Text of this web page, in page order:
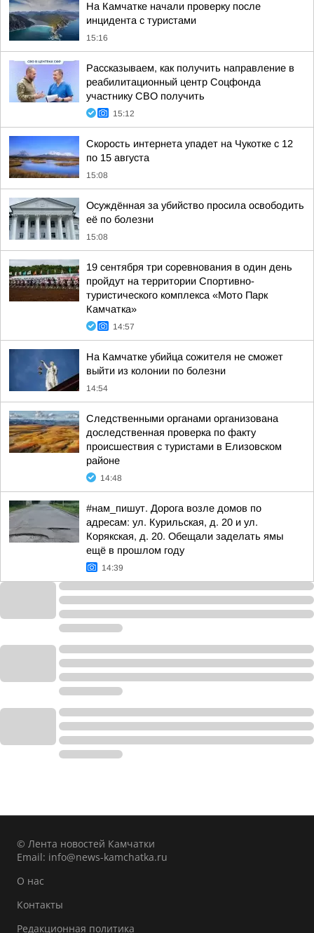
На Камчатке начали проверку после
инцидента с туристами
15:16
Рассказываем, как получить направление в
реабилитационный центр Соцфонда
участнику СВО получить
15:12
Скорость интернета упадет на Чукотке с 12
по 15 августа
15:08
Осуждённая за убийство просила освободить
её по болезни
15:08
19 сентября три соревнования в один день
пройдут на территории Спортивно-
туристического комплекса «Мото Парк
Камчатка»
14:57
На Камчатке убийца сожителя не сможет
выйти из колонии по болезни
14:54
Следственными органами организована
доследственная проверка по факту
происшествия с туристами в Елизовском
районе
14:48
#нам_пишут. Дорога возле домов по
адресам: ул. Курильская, д. 20 и ул.
Корякская, д. 20. Обещали заделать ямы
ещё в прошлом году
14:39
© Лента новостей Камчатки
Email: info@news-kamchatka.ru
О нас
Контакты
Редакционная политика